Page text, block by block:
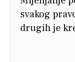
svakog
drugih je